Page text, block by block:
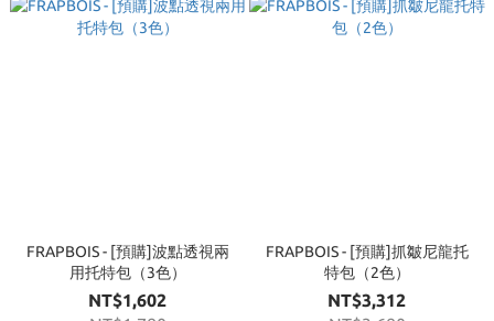
FRAPBOIS - [預購]波點透視兩
用托特包（3色）
NT$1,602
FRAPBOIS - [預購]抓皺尼龍托
特包（2色）
NT$3,312